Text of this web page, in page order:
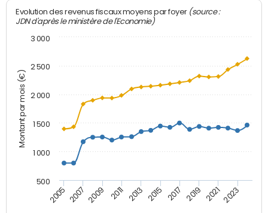
Montant par mois (€)
Evolution des revenus fiscaux moyens par foyer (source :
JDN d'après le ministère de l'Economie)
2005 2007 2009 2011 2013 2015 2017 2019 2021 2023
500
1 000
1 500
2 000
2 500
3 000